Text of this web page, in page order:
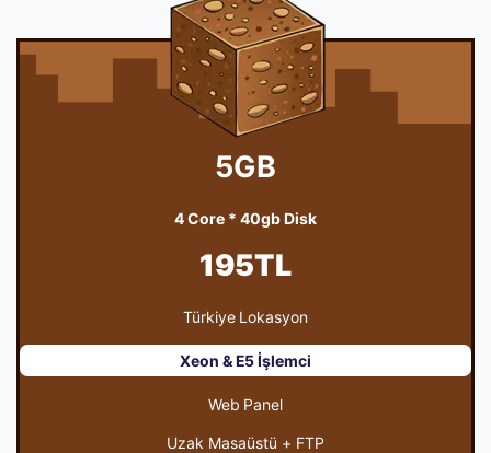
5GB
4 Core * 40gb Disk
195TL
Türkiye Lokasyon
Xeon & E5 İşlemci
Web Panel
Uzak Masaüstü + FTP